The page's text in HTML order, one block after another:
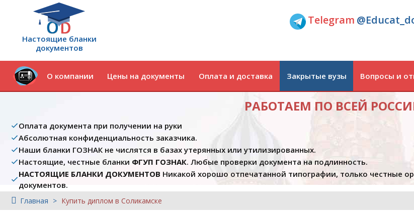
Настоящие бланки
документов
Telegram
О компании Цены на документы Оплата и доставка Закрытые вузы Вопросы и
РАБОТАЕМ ПО ВСЕЙ
Оплата документа при получении на руки
Абсолютная конфиденциальность заказчика.
Наши бланки ГОЗНАК не числятся в базах утерянных или утилизированных.
Настоящие, честные бланки ФГУП ГОЗНАК. Любые проверки документа на подлинность.
НАСТОЯЩИЕ БЛАНКИ ДОКУМЕНТОВ Никакой хорошо отпечатанной типографии, только честные
документов.
Главная Купить диплом в Соликамске